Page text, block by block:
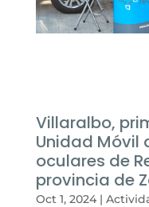
Villaralbo,
Unidad Móvil
oculares de
provincia de
Oct 1, 2024|